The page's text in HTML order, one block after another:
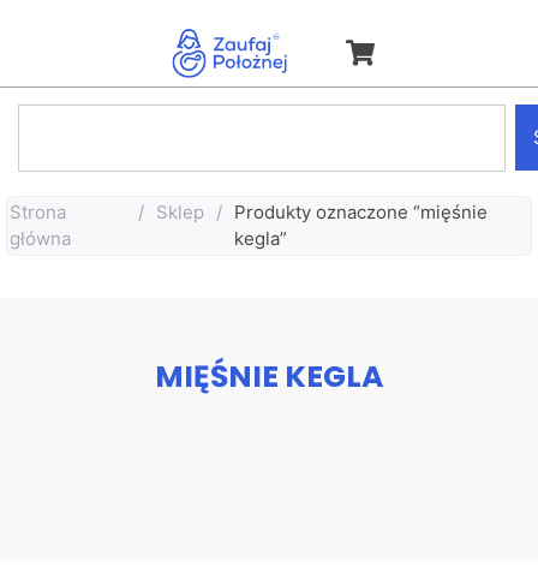
Strona
główna
/ Sklep / Produkty oznaczone “mięśnie
kegla”
MIĘŚNIE KEGLA